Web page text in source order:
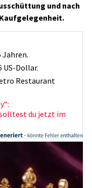
und nach
Jahren.
US-Dollar.
Restaurant
du jetzt im